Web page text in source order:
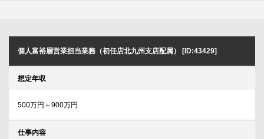
個人富裕層営業担当業務（初任店北九州支店配属） [ID:43429]
想定年収
500万円～900万円
仕事内容